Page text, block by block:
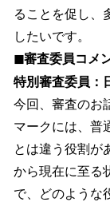
ることを促し、
したいです。
◼︎審査委員コメ
特別審査委員：
今回、審査のお
マークには、普
とは違う役割が
から現在に至る
で、どのような